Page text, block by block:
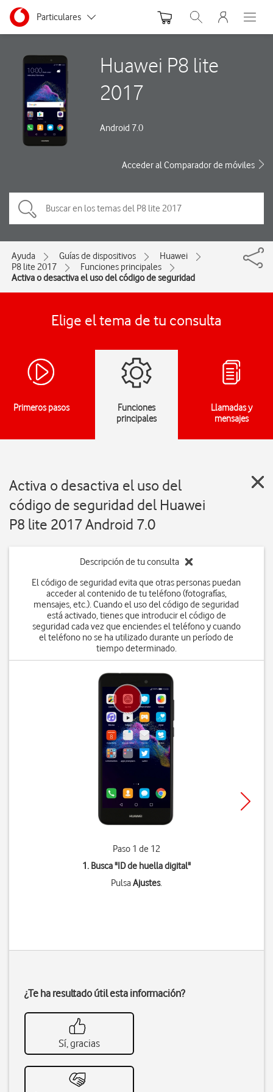
Ir a la pagina principal de vodafone.es
Menu navegación Segmento
Particulares
Pymes
Grandes empresas
y AA.PP.
Abrir buscador. Abre
Abre
Huawei P8 lite
2017
Android 7.0
Acceder al Comparador de móviles
Ayuda Guías de dispositivos
Huawei
P8 lite 2017
Funciones principales
Activa o desactiva el uso del código de seguridad
Elige el tema de tu consulta
Primeros pasos
Funciones
principales
Llamadas y
mensajes
Activa o desactiva el uso del
código de seguridad del Huawei
P8 lite 2017 Android 7.0
Descripción de tu consulta
El código de seguridad evita que otras personas puedan
acceder al contenido de tu teléfono (fotografías,
mensajes, etc.). Cuando el uso del código de seguridad
está activado, tienes que introducir el código de
seguridad cada vez que enciendes el teléfono y cuando
el teléfono no se ha utilizado durante un período de
tiempo determinado.
Paso 1 de 12
1. Busca "ID de huella digital"
PulsaAjustes.
¿Te ha resultado útil esta información?
Sí, gracias